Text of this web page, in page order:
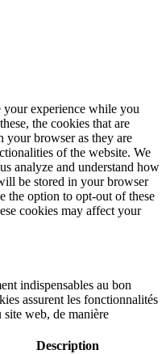
your experience while you
the cookies that are
your browser as they are
of the website. We
analyze and understand how
be stored in your browser
the option to opt-out of these
cookies may affect your
indispensables au bon
assurent les fonctionnalités
site web, de manière
Description